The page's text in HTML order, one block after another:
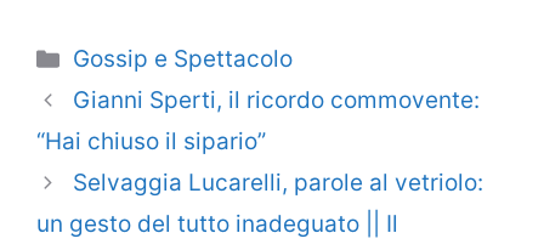
Categorie
Gossip e Spettacolo
Gianni Sperti, il ricordo commovente:
“Hai chiuso il sipario”
Selvaggia Lucarelli, parole al vetriolo:
un gesto del tutto inadeguato || Il